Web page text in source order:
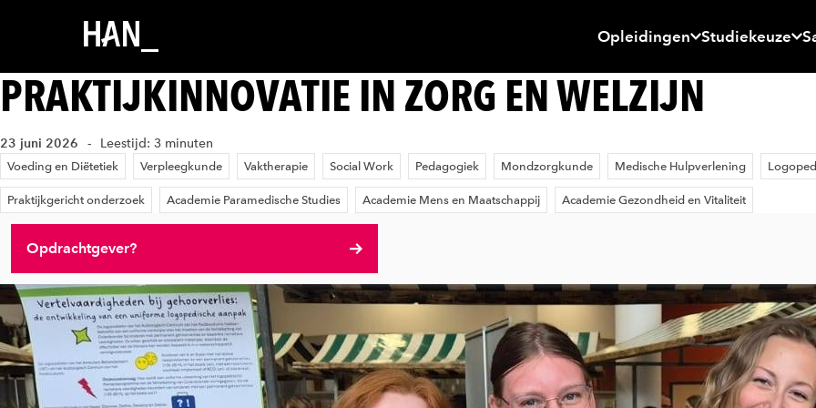
Opleidingen Studiekeuze
PRAKTIJKINNOVATIE IN ZORG EN WELZIJN
23 juni 2026 Leestijd: 3 minuten
Voeding en Diëtetiek Verpleegkunde Vaktherapie Social Work Pedagogiek Mondzorgkunde Medische Hulpverlening
Praktijkgericht onderzoek Academie Paramedische Studies Academie Mens en Maatschappij Academie Gezondheid en Vitaliteit
Opdrachtgever?